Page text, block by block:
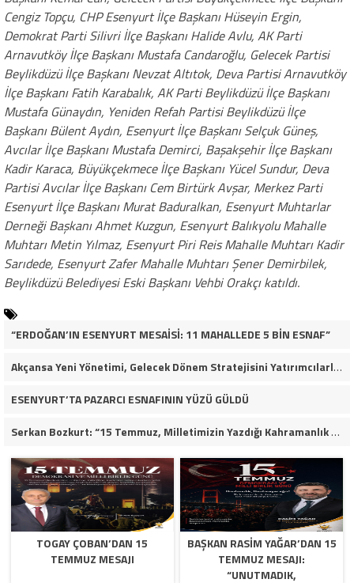
Cengiz Topçu, CHP Esenyurt İlçe Başkanı Hüseyin Ergin,
Demokrat Parti Silivri İlçe Başkanı Halide Avlu, AK Parti
Arnavutköy İlçe Başkanı Mustafa Candaroğlu, Gelecek Partisi
Beylikdüzü İlçe Başkanı Nevzat Altıtok, Deva Partisi Arnavutköy
İlçe Başkanı Fatih Karabalık, AK Parti Beylikdüzü İlçe Başkanı
Mustafa Günaydın, Yeniden Refah Partisi Beylikdüzü İlçe
Başkanı Bülent Aydın, Esenyurt İlçe Başkanı Selçuk Güneş,
Avcılar İlçe Başkanı Mustafa Demirci, Başakşehir İlçe Başkanı
Kadir Karaca, Büyükçekmece İlçe Başkanı Yücel Sundur, Deva
Partisi Avcılar İlçe Başkanı Cem Birtürk Avşar, Merkez Parti
Esenyurt İlçe Başkanı Murat Baduralkan, Esenyurt Muhtarlar
Derneği Başkanı Ahmet Kuzgun, Esenyurt Balıkyolu Mahalle
Muhtarı Metin Yılmaz, Esenyurt Piri Reis Mahalle Muhtarı Kadir
Sarıdede, Esenyurt Zafer Mahalle Muhtarı Şener Demirbilek,
Beylikdüzü Belediyesi Eski Başkanı Vehbi Orakçı katıldı.
“ERDOĞAN’IN ESENYURT MESAİSİ: 11 MAHALLEDE 5 BİN ESNAF”
Akçansa Yeni Yönetimi, Gelecek Dönem Stratejisini Yatırımcılarla Paylaştı
ESENYURT’TA PAZARCI ESNAFININ YÜZÜ GÜLDÜ
Serkan Bozkurt: “15 Temmuz, Milletimizin Yazdığı Kahramanlık Destanıdır”
TOGAY ÇOBAN’DAN 15
TEMMUZ MESAJI
BAŞKAN RASIM YAĞAR’DAN 15
TEMMUZ MESAJI:
“UNUTMADIK,